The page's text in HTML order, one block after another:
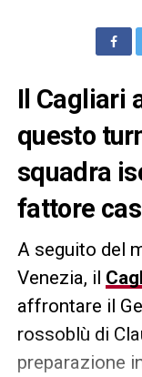
Il Cagliari
questo
squadra
fattore
A seguito del
Venezia, il
affrontare il
rossoblù di
preparazione